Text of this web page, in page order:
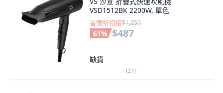
VSD1512BK 2200W, 單色
首購折扣價$1,250
61% $487
缺貨
(27)